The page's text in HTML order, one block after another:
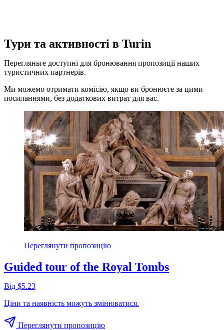
Тури та активності в Turin
Перегляньте доступні для бронювання пропозиції наших
туристичних партнерів.
Ми можемо отримати комісію, якщо ви бронюєте за цими
посиланнями, без додаткових витрат для вас.
Переглянути пропозицію
Guided tour of the Royal Tombs
Від $5.23
Ціни та наявність можуть змінюватися.
Переглянути пропозицію